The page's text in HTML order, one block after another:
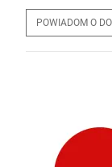
POWIADOM O